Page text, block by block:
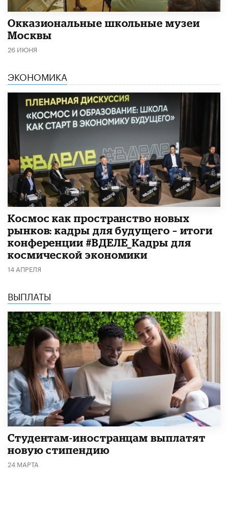
​Окказиональные школьные музеи
Москвы
26 ИЮНЯ
ЭКОНОМИКА
Космос как пространство новых
рынков: кадры для будущего – итоги
конференции #ВДЕЛЕ_Кадры для
космической экономики
14 АПРЕЛЯ
ВЫПЛАТЫ
Студентам-иностранцам выплатят
новую стипендию
24 МАРТА